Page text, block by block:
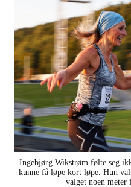
Ingebjørg Wikstrøm følte seg
kunne få løpe kort løpe. Hun
valget noen meter